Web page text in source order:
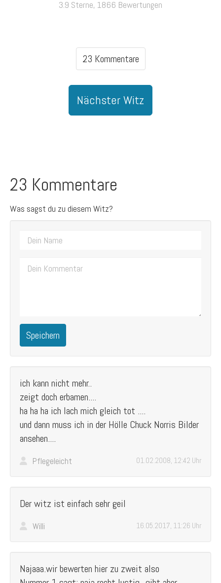
3.9 Sterne, 1866 Bewertungen
23 Kommentare
Nächster Witz
23 Kommentare
Was sagst du zu diesem Witz?
Speichern
ich kann nicht mehr..
zeigt doch erbamen....
ha ha ha ich lach mich gleich tot ....
und dann muss ich in der Hölle Chuck Norris Bilder
ansehen....
Pflegeleicht 01.02.2008, 12:42 Uhr
Der witz ist einfach sehr geil
Willi 16.05.2017, 11:26 Uhr
Najaaa.wir bewerten hier zu zweit also